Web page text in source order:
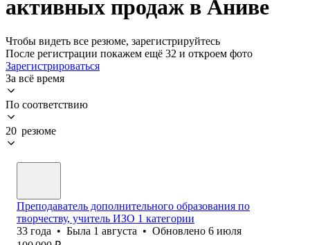
активных продаж в Аниве
Чтобы видеть все резюме, зарегистрируйтесь
После регистрации покажем ещё 32 и откроем фото
Зарегистрироваться
За всё время
По соответствию
20 резюме
Преподаватель дополнительного образования по
творчеству, учитель ИЗО 1 категории
33 года • Была 1 августа • Обновлено 6 июля